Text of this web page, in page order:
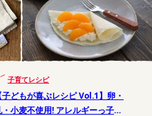
子育てレシピ
子どもが喜ぶレシピ Vol.1】卵・
・小麦不使用! アレルギーっ子に